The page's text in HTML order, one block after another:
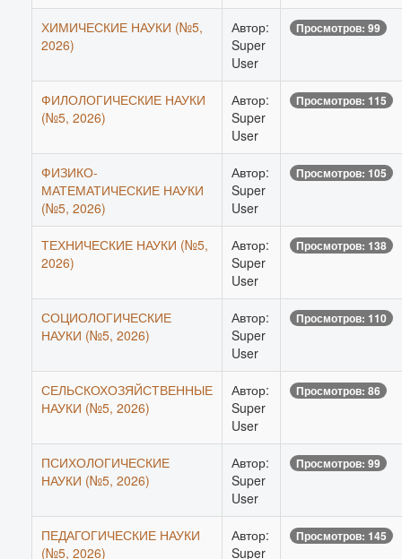
ХИМИЧЕСКИЕ НАУКИ (№5,
2026)
Автор:
Super
User
Просмотров: 99
ФИЛОЛОГИЧЕСКИЕ НАУКИ
(№5, 2026)
Автор:
Super
User
Просмотров: 115
ФИЗИКО-
МАТЕМАТИЧЕСКИЕ НАУКИ
(№5, 2026)
Автор:
Super
User
Просмотров: 105
ТЕХНИЧЕСКИЕ НАУКИ (№5,
2026)
Автор:
Super
User
Просмотров: 138
СОЦИОЛОГИЧЕСКИЕ
НАУКИ (№5, 2026)
Автор:
Super
User
Просмотров: 110
СЕЛЬСКОХОЗЯЙСТВЕННЫЕ
НАУКИ (№5, 2026)
Автор:
Super
User
Просмотров: 86
ПСИХОЛОГИЧЕСКИЕ
НАУКИ (№5, 2026)
Автор:
Super
User
Просмотров: 99
ПЕДАГОГИЧЕСКИЕ НАУКИ
(№5, 2026)
Автор:
Super
Просмотров: 145